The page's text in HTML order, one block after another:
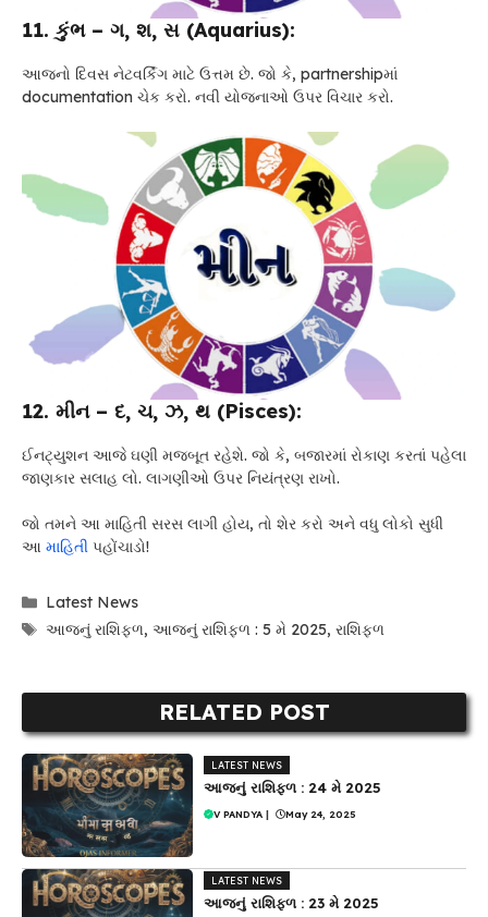
11. કુંભ – ગ, શ, સ (Aquarius):
આજનો દિવસ નેટવર્કિંગ માટે ઉત્તમ છે. જો કે, partnershipમાં
documentation ચેક કરો. નવી યોજનાઓ ઉપર વિચાર કરો.
12. મીન – દ, ચ, ઝ, થ (Pisces):
ઈનટ્યુશન આજે ઘણી મજબૂત રહેશે. જો કે, બજારમાં રોકાણ કરતાં પહેલા
જાણકાર સલાહ લો. લાગણીઓ ઉપર નિયંત્રણ રાખો.
જો તમને આ માહિતી સરસ લાગી હોય, તો શેર કરો અને વધુ લોકો સુધી
આ માહિતી પહોંચાડો!
Categories
Latest News
Tags
આજનું રાશિફળ,આજનું રાશિફળ : 5 મે 2025,રાશિફળ
RELATED POST
LATEST NEWS
આજનું રાશિફળ : 24 મે 2025
V PANDYA May 24, 2025
LATEST NEWS
આજનું રાશિફળ : 23 મે 2025